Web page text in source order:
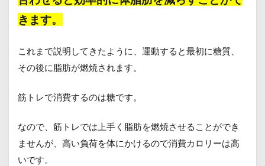
きます。
これまで説明してきたように、運動すると最初に糖質、
その後に脂肪が燃焼されます。
筋トレで消費するのは糖です。
なので、筋トレでは上手く脂肪を燃焼させることができ
ませんが、高い負荷を体にかけるので消費カロリーは高
いです。